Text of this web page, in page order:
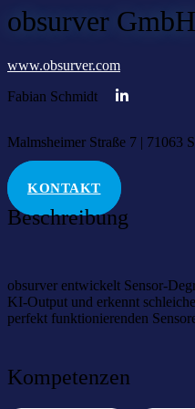
obsurver GmbH
www.obsurver.com
Fabian Schmidt
Malmsheimer Straße 7 | 71063
KONTAKT
Beschreibung
obsurver entwickelt Sensor-
KI-Output und erkennt
perfekt funktionierenden
Kompetenzen